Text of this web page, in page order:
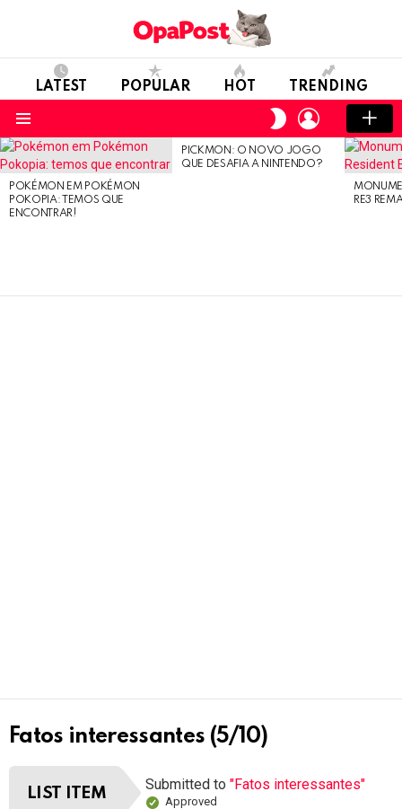
LATEST POPULAR HOT TRENDING
SWITCH
SKIN
LOGIN
LATEST
STORIES
POKÉMON EM POKÉMON
POKOPIA: TEMOS QUE
ENCONTRAR!
PICKMON: O NOVO JOGO
QUE DESAFIA A NINTENDO?
RE3
Fatos interessantes (5/10)
LIST ITEM Submitted to"Fatos interessantes"
Approved